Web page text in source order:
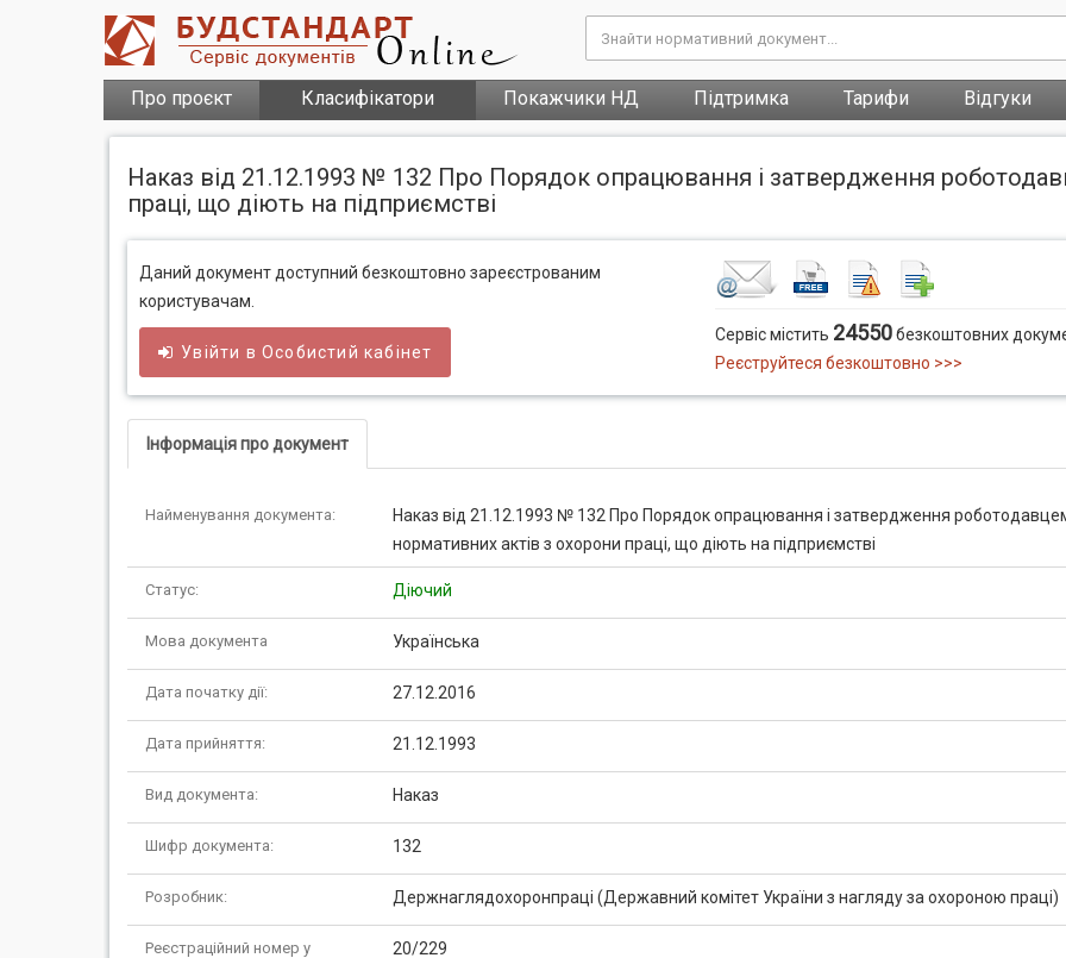
Про проєкт Класифікатори Покажчики НД Підтримка Тарифи Відгуки
Наказ від 21.12.1993 № 132 Про Порядок опрацювання і затвердження
праці, що діють на підприємстві
Даний документ доступний безкоштовно зареєстрованим
користувачам.
Увійти вОсобистий кабінет
Сервіс містить 24550безкоштовних
Реєструйтеся безкоштовно >>>
Інформація про документ
Найменування документа:
Наказ від 21.12.1993 № 132 Про Порядок опрацювання і затвердження
нормативних актів з охорони праці, що діють на підприємстві
Статус: Діючий
Мова документа Українська
Дата початку дії: 27.12.2016
Дата прийняття: 21.12.1993
Вид документа: Наказ
Шифр документа: 132
Розробник: Держнаглядохоронпраці (Державний комітет України з нагляду за охороною праці)
Реєстраційний номер у
20/229